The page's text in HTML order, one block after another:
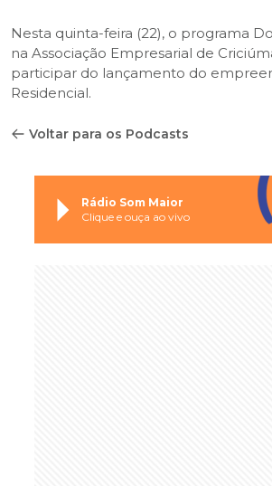
Nesta quinta-feira (22), o programa
na Associação Empresarial de
participar do lançamento do
Residencial.
Voltar para os Podcasts
Rádio Som Maior
Clique e ouça ao vivo